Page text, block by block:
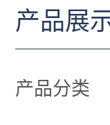
产品展
产品分类